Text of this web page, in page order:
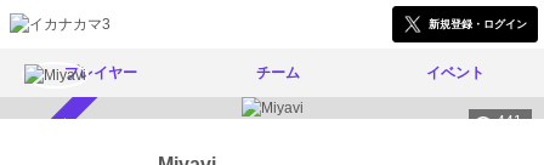
新規登録・ログイン
プレイヤー チーム イベント
441